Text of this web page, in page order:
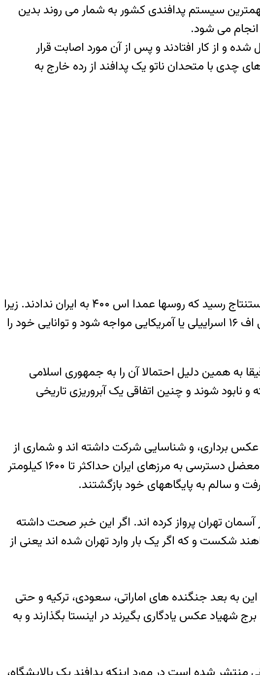
۳۰۰ از شمال تا جنوب کشور که مهمترین سیستم پدافندی کشور به شمار می روند بدین
می شود.
اس ۳۰۰ ابتدا با حمله الکترونیک قفل شده و از کار افتادند و پس از آن مورد اصابت قرار
برای نبردهای چدی با متحدان ناتو یک پدافند از رده خارج به
اگر پدافند اس ۳۰۰ روسیه بدون هیچ دردسری هدف قرار گرفته و نابود شدند باید به این استنتاج رسید که روسها عمدا اس ۴۰۰ به ایران ندادند. زیرا
استقرار اس ۴۰۰ در ایران بدین معنا بود که این پدافند دیر یا زود باید با مثلا اف ۳۵ یا حتی اف ۱۶ اسراییلی یا آمریکایی مواجه شود و توانایی خود را
ندارند و دقیقا به همین دلیل احتمالا آن را به جمهوری اسلامی
مانند پدافند اس ۳۰۰ هدف حمله قرار گرفته و نابود شوند و چنین اتفاقی یک آبروریزی تاریخی
به ۲۰ مرکز حساس، سوخت رسانی ، عکس برداری، و شناسایی شرکت داشته اند و شماری از
آنها برای عملیات و بعد شناسایی وارد آسمان ایران نیز شدند. به این ترتیب ارتش اسراییل معضل دسترسی به مرزهای ایران حداکثر تا ۱۶۰۰ کیلومتر
و سالم به پایگاههای خود بازگشتند.
وارد فضای تهران شده و در آسمان تهران پرواز کرده اند. اگر این خبر صحت داشته
نیز برفراز تهران خواهند شکست و که اگر یک بار وارد تهران شده اند یعنی از
به بعد جنگنده های اماراتی، سعودی، ترکیه و حتی
برج شهیاد عکس یادگاری بگیرند در اینستا بگذارند و به